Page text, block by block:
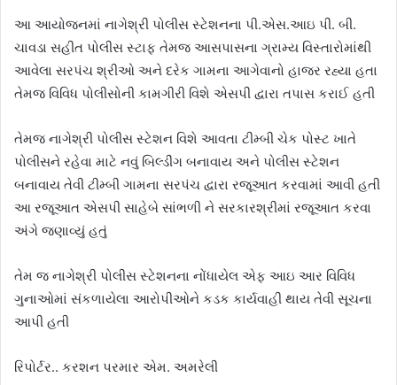
આ આયોજનમાં નાગેશ્રી પોલીસ સ્ટેશનના પી.એસ.આઇ પી. બી.
ચાવડા સહીત પોલીસ સ્ટાફ તેમજ આસપાસના ગ્રામ્ય વિસ્તારોમાંથી
આવેલા સરપંચ શ્રીઓ અને દરેક ગામના આગેવાનો હાજર રહ્યા હતા
તેમજ વિવિધ પોલીસોની કામગીરી વિશે એસપી દ્વારા તપાસ કરાઈ હતી
તેમજ નાગેશ્રી પોલીસ સ્ટેશન વિશે આવતા ટીમ્બી ચેક પોસ્ટ ખાતે
પોલીસને રહેવા માટે નવું બિલ્ડીંગ બનાવાય અને પોલીસ સ્ટેશન
બનાવાય તેવી ટીમ્બી ગામના સરપંચ દ્વારા રજૂઆત કરવામાં આવી હતી
આ રજૂઆત એસપી સાહેબે સાંભળી ને સરકારશ્રીમાં રજૂઆત કરવા
અંગે જણાવ્યું હતું
તેમ જ નાગેશ્રી પોલીસ સ્ટેશનના નોંધાયેલ એફ આઇ આર વિવિધ
ગુનાઓમાં સંકળાયેલા આરોપીઓને કડક કાર્યવાહી થાય તેવી સૂચના
આપી હતી
રિપોર્ટર.. કરશન પરમાર એમ. અમરેલી